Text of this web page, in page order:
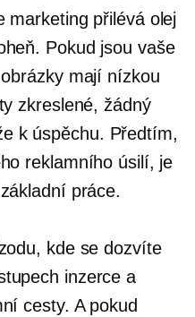
marketing přilévá olej
Pokud jsou vaše
mají nízkou
zkreslené, žádný
k úspěchu. Předtím,
reklamního úsilí, je
práce.
kde se dozvíte
inzerce a
cesty. A pokud